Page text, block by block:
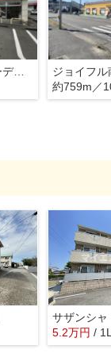
コインランドリーデポ八代高下西店
ジョイフル
約759m／
サザンシャ
5.2万円 /